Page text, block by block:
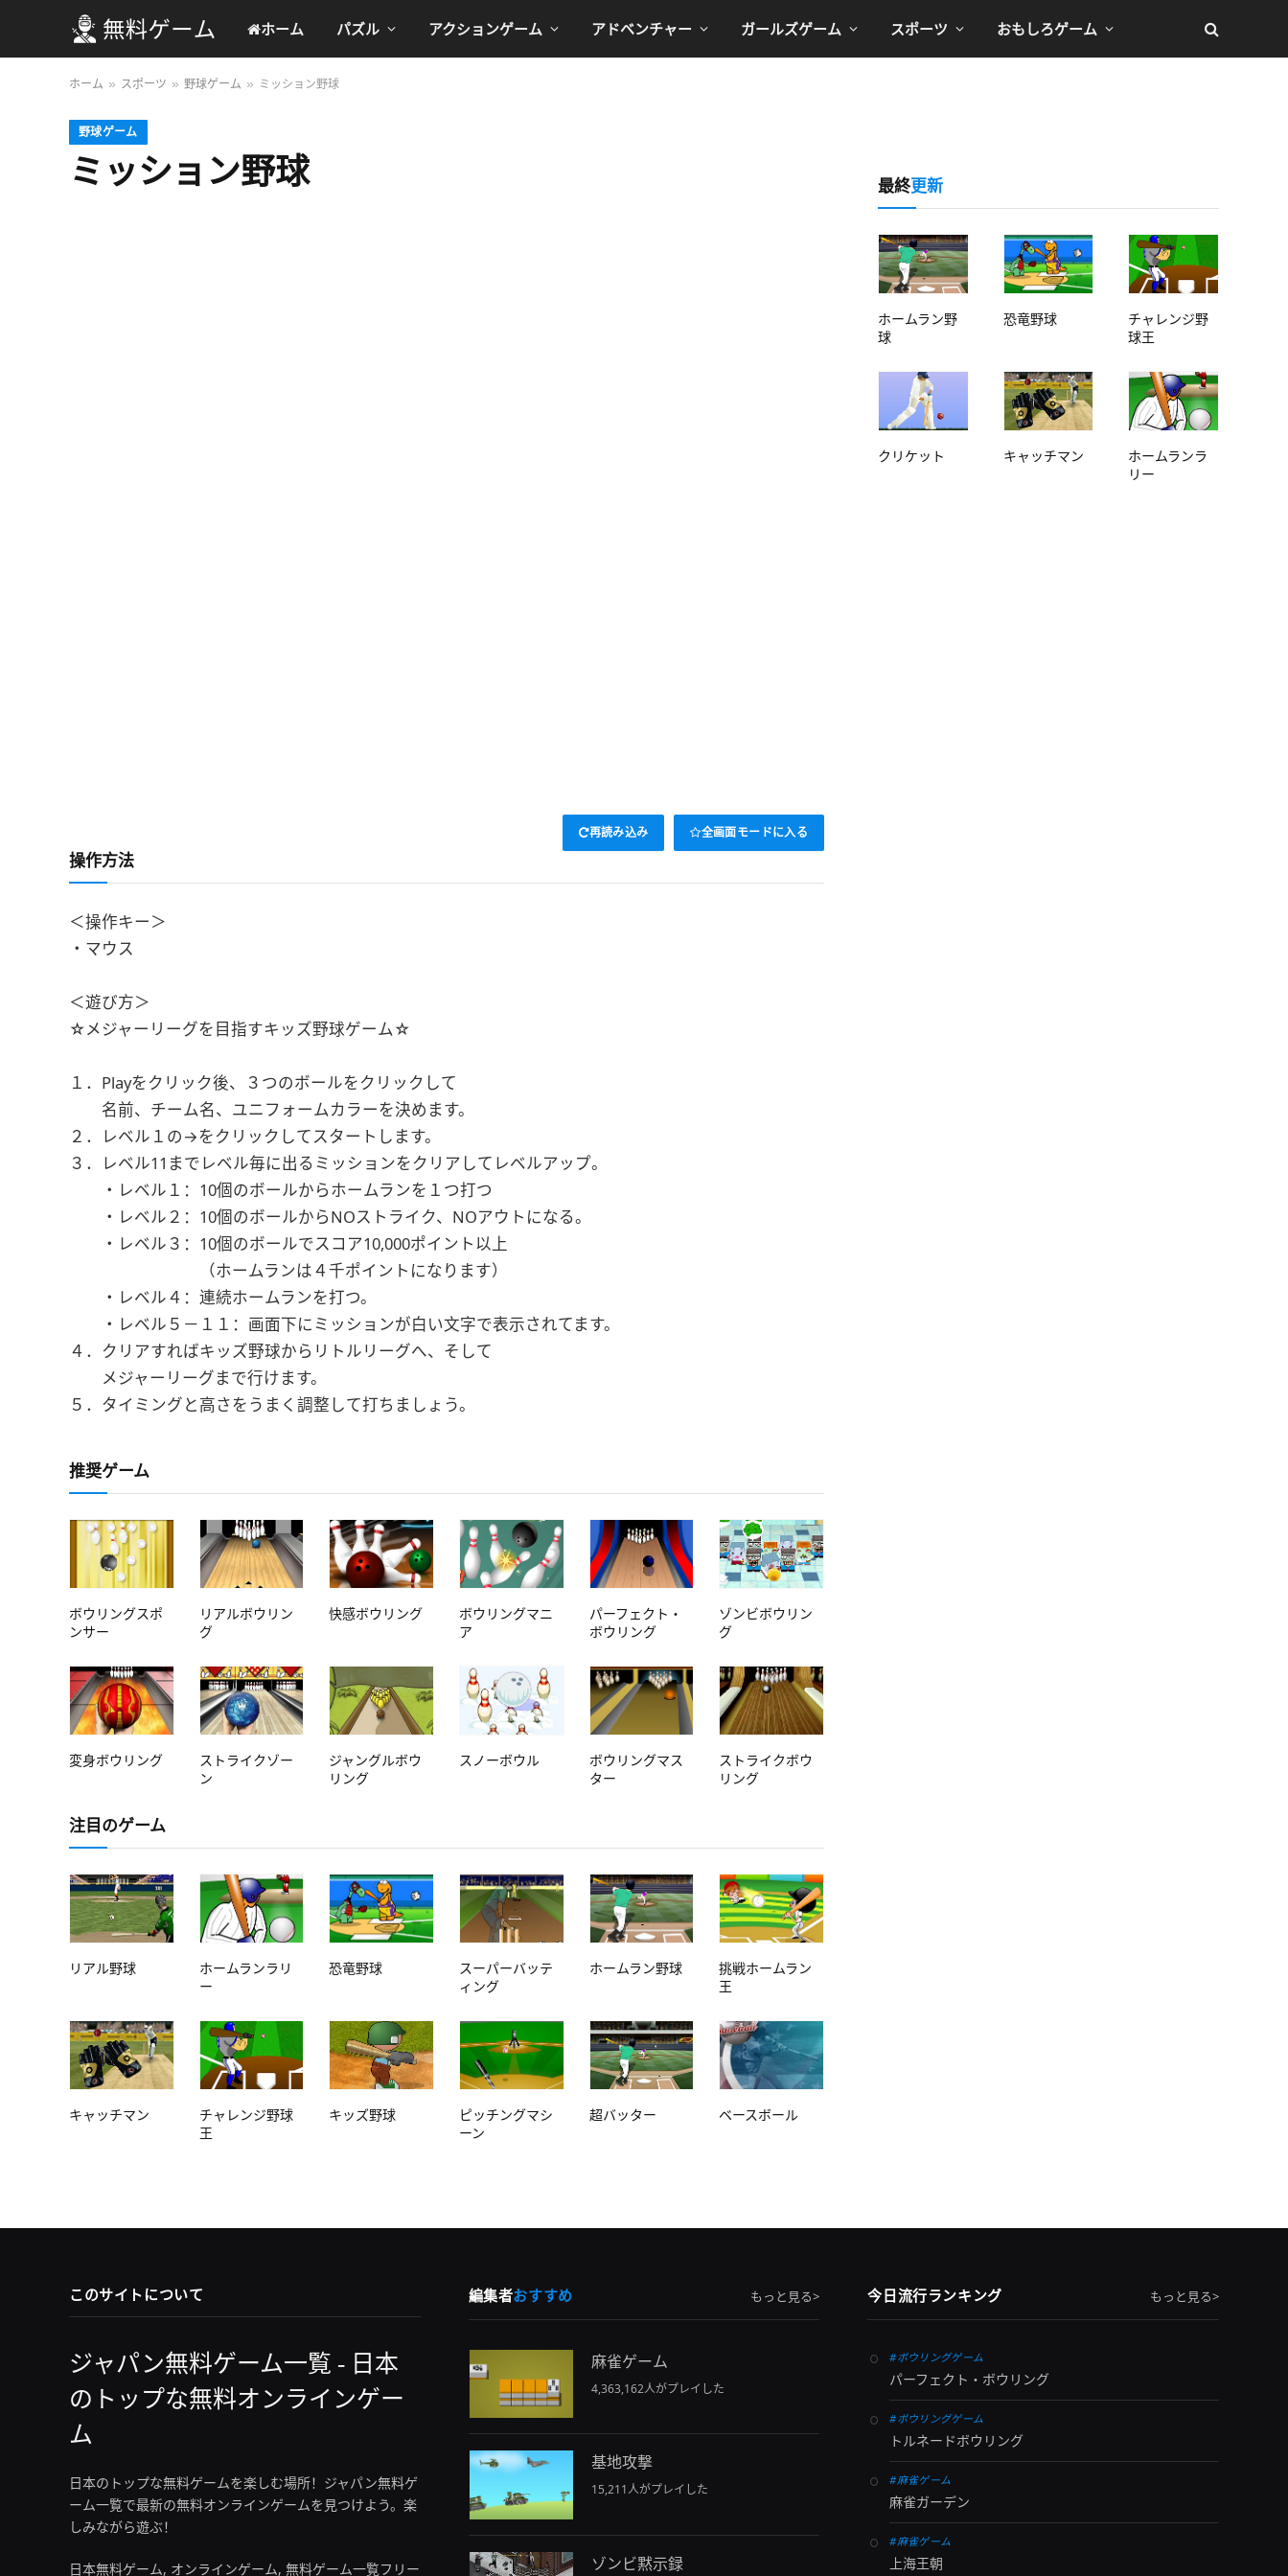
ホーム パズル アクションゲーム アドベンチャー ガールズゲーム スポーツ おもしろゲーム
ホーム » スポーツ » 野球ゲーム » ミッション野球
野球ゲーム
ミッション野球
再読み込み 全画面モードに入る
操作方法
＜操作キー＞
・マウス
＜遊び方＞
☆メジャーリーグを目指すキッズ野球ゲーム☆
１．Playをクリック後、３つのボールをクリックして
名前、チーム名、ユニフォームカラーを決めます。
２．レベル１の→をクリックしてスタートします。
３．レベル11までレベル毎に出るミッションをクリアしてレベルアップ。
・レベル１：10個のボールからホームランを１つ打つ
・レベル２：10個のボールからNOストライク、NOアウトになる。
・レベル３：10個のボールでスコア10,000ポイント以上
（ホームランは４千ポイントになります）
・レベル４：連続ホームランを打つ。
・レベル５－１１：画面下にミッションが白い文字で表示されてます。
４．クリアすればキッズ野球からリトルリーグへ、そして
メジャーリーグまで行けます。
５．タイミングと高さをうまく調整して打ちましょう。
推奨ゲーム
ボウリングスポ
ンサー
リアルボウリン
グ
快感ボウリング
ボウリングマニ
ア
パーフェクト・
ボウリング
ゾンビボウリン
グ
変身ボウリング
ストライクゾー
ン
ジャングルボウ
リング
スノーボウル
ボウリングマス
ター
ストライクボウ
リング
注目のゲーム
リアル野球
ホームランラリ
ー
恐竜野球
スーパーバッテ
ィング
ホームラン野球
挑戦ホームラン
王
キャッチマン
チャレンジ野球
王
キッズ野球
ピッチングマシ
ーン
超バッター ベースボール
最終更新
ホームラン野
球
恐竜野球
チャレンジ野
球王
クリケット キャッチマン
ホームランラ
リー
このサイトについて
ジャパン無料ゲーム一覧 - 日本
のトップな無料オンラインゲー
ム
日本のトップな無料ゲームを楽しむ場所！ジャパン無料ゲ
ーム一覧で最新の無料オンラインゲームを見つけよう。楽
しみながら遊ぶ！
日本無料ゲーム, オンラインゲーム, 無料ゲーム一覧フリー
編集者おすすめ もっと見る>
麻雀ゲーム
4,363,162人がプレイした
基地攻撃
15,211人がプレイした
ゾンビ黙示録
今日流行ランキング もっと見る>
#ボウリングゲーム
パーフェクト・ボウリング
#ボウリングゲーム
トルネードボウリング
#麻雀ゲーム
麻雀ガーデン
#麻雀ゲーム
上海王朝